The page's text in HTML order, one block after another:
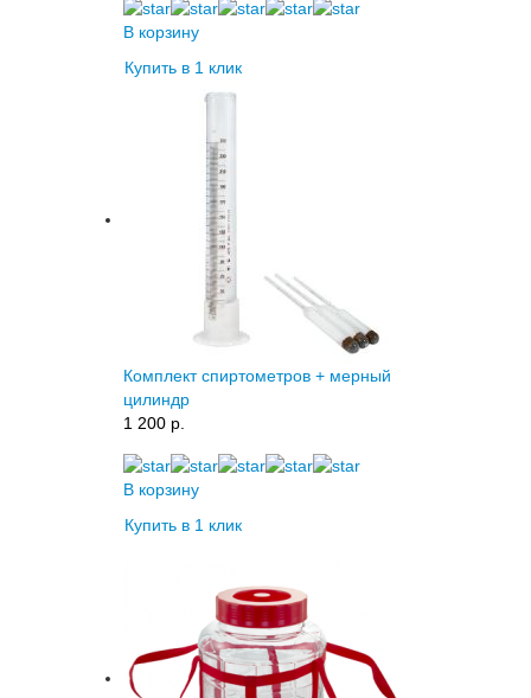
В корзину
Купить в 1 клик
Комплект спиртометров + мерный
цилиндр
1 200 p.
В корзину
Купить в 1 клик